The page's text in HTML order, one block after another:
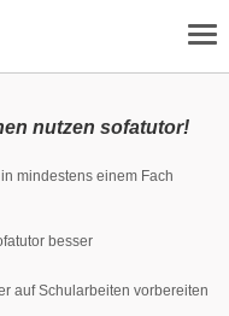
nutzen sofatutor!
mindestens einem Fach
besser
auf Schularbeiten vorbereiten